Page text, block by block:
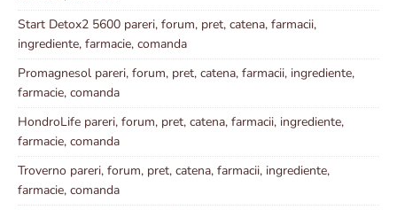
Start Detox2 5600 pareri, forum, pret, catena, farmacii,
ingrediente, farmacie, comanda
Promagnesol pareri, forum, pret, catena, farmacii, ingrediente,
farmacie, comanda
HondroLife pareri, forum, pret, catena, farmacii, ingrediente,
farmacie, comanda
Troverno pareri, forum, pret, catena, farmacii, ingrediente,
farmacie, comanda